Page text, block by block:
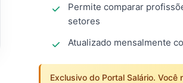
Permite comparar
setores
Atualizado mensalmente
Exclusivo do Portal Salário.